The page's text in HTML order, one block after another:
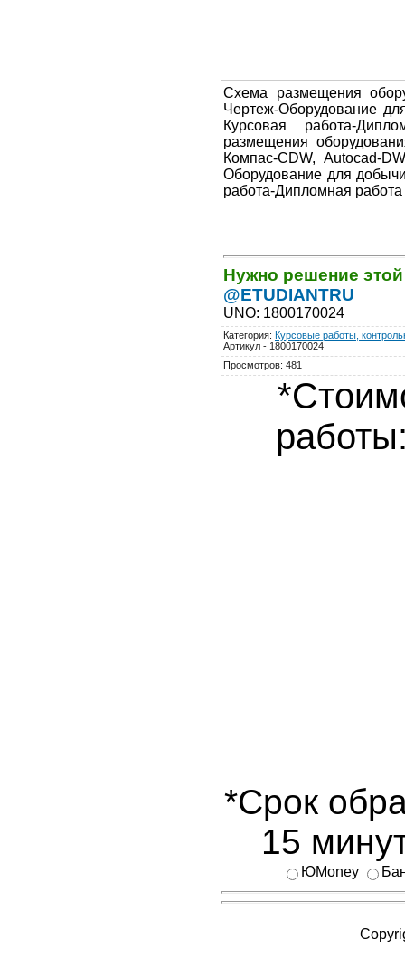
Схема размещения
Чертеж-Оборудование
Курсовая работа-
размещения
Компас-CDW, Autocad-
Оборудование для
работа-Дипломная
Нужно решение
@ETUDIANTRU
UNO: 1800170024
Категория: Курсовые работы,
Артикул - 1800170024
Просмотров: 481
*Срок
15
ЮMoney